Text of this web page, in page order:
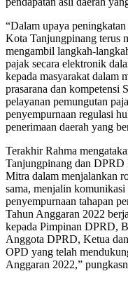
“Dalam upaya
Kota Tanjungpinang terus
mengambil langkah-
pajak secara elektronik
kepada masyarakat dalam
prasarana dan kompetensi
pelayanan pemungutan
penyempurnaan regulasi
penerimaan daerah yang
Terakhir Rahma
Tanjungpinang dan DPRD
Mitra dalam menjalankan
sama, menjalin komunikasi
penyempurnaan tahapan
Tahun Anggaran 2022
kepada Pimpinan DPRD,
Anggota DPRD, Ketua
OPD yang telah
Anggaran 2022,”